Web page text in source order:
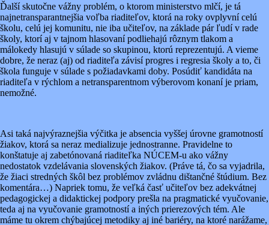
Ďalší skutočne vážny problém, o ktorom ministerstvo mlčí, je tá
najnetransparantnejšia voľba riaditeľov, ktorá na roky ovplyvní celú
školu, celú jej komunitu, nie iba učiteľov, na základe pár ľudí v rade
školy, ktorí aj v tajnom hlasovaní podliehajú rôznym tlakom a
málokedy hlasujú v súlade so skupinou, ktorú reprezentujú. A vieme
dobre, že neraz (aj) od riaditeľa závisí progres i regresia školy a to, či
škola funguje v súlade s požiadavkami doby. Posúdiť kandidáta na
riaditeľa v rýchlom a netransparentnom výberovom konaní je priam,
nemožné.
Asi taká najvýraznejšia výčitka je absencia vyššej úrovne gramotností
žiakov, ktorá sa neraz medializuje jednostranne. Pravidelne to
konštatuje aj zabetónovaná riaditeľka NÚCEM-u ako vážny
nedostatok vzdelávania slovenských žiakov. (Práve tá, čo sa vyjadrila,
že žiaci stredných škôl bez problémov zvládnu dištančné štúdium. Bez
komentára…) Napriek tomu, že veľká časť učiteľov bez adekvátnej
pedagogickej a didaktickej podpory prešla na pragmatické vyučovanie,
teda aj na vyučovanie gramotností a iných prierezových tém. Ale
máme tu okrem chýbajúcej metodiky aj iné bariéry, na ktoré narážame,